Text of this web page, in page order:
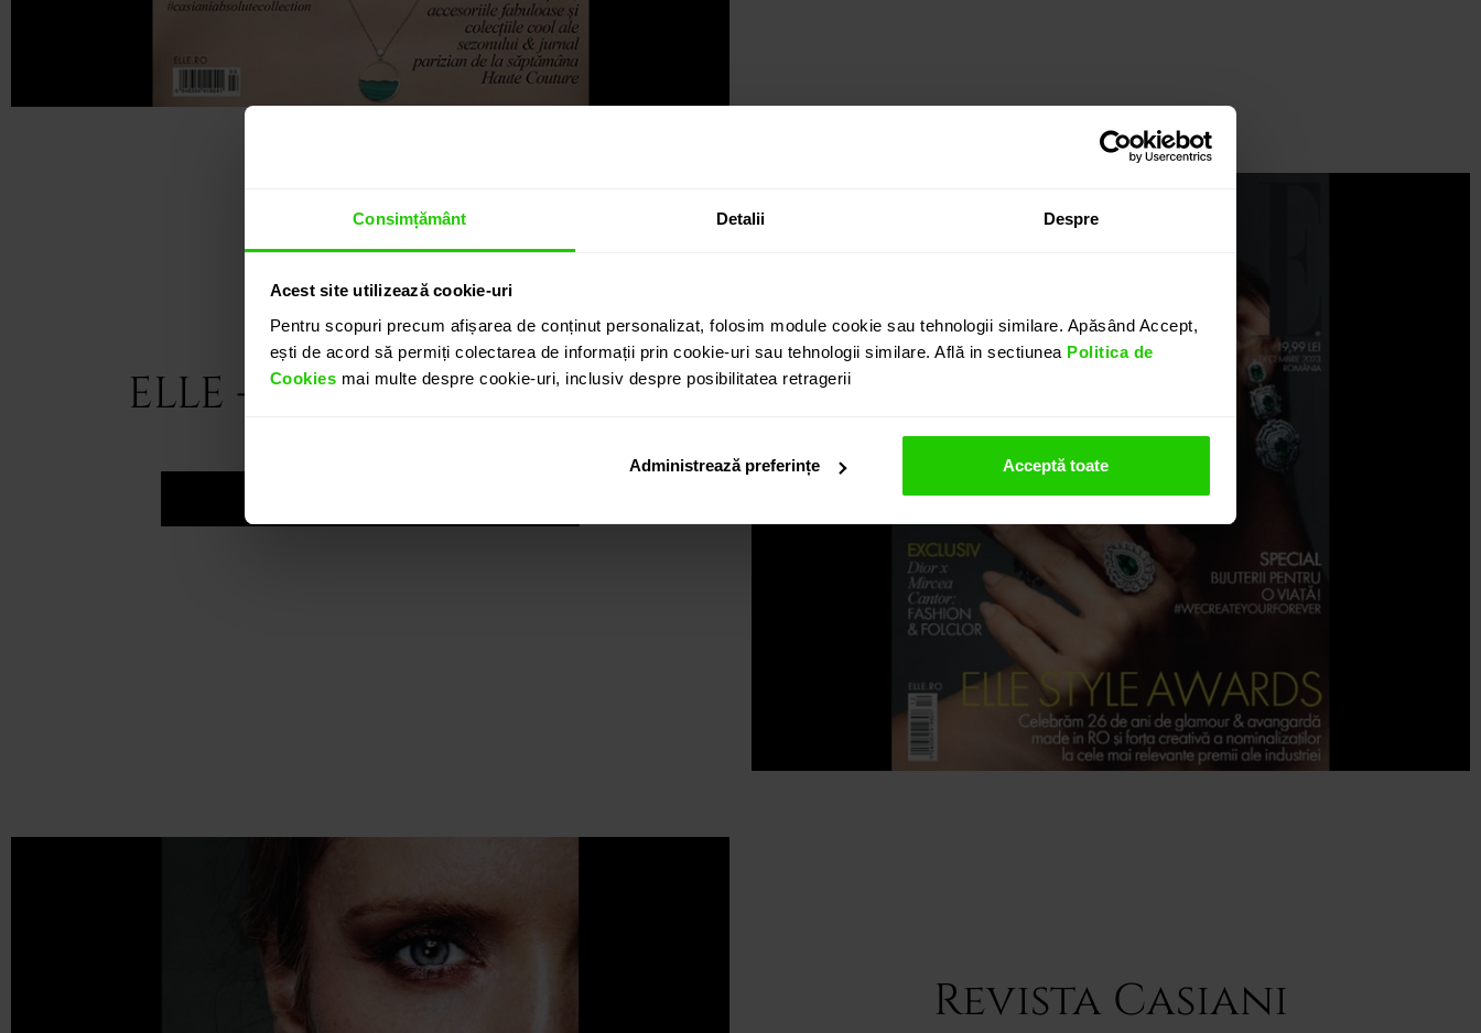
Consimțământ Detalii Despre
Acest site utilizează cookie-uri
Pentru scopuri precum afișarea de conținut personalizat, folosim module cookie sau tehnologii similare. Apăsând Accept,
ești de acord să permiți colectarea de informații prin cookie-uri sau tehnologii similare. Află in sectiunea Politica de
Cookies mai multe despre cookie-uri, inclusiv despre posibilitatea retragerii
Administrează preferințe Acceptă toate
ELLE - Decembrie 2023
Revista Casiani